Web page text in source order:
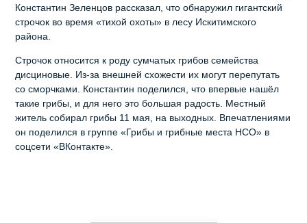
Константин Зеленцов рассказал, что обнаружил гигантский
строчок во время «тихой охоты» в лесу Искитимского
района.
Строчок относится к роду сумчатых грибов семейства
дисциновые. Из-за внешней схожести их могут перепутать
со сморчками. Константин поделился, что впервые нашёл
такие грибы, и для него это большая радость. Местный
житель собирал грибы 11 мая, на выходных. Впечатлениями
он поделился в группе «Грибы и грибные места НСО» в
соцсети «ВКонтакте».